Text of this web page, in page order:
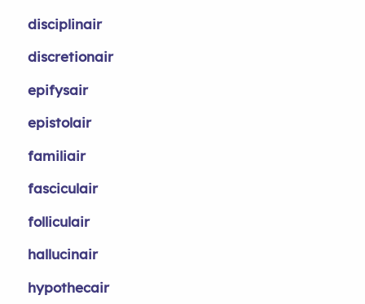
disciplinair
discretionair
epifysair
epistolair
familiair
fasciculair
folliculair
hallucinair
hypothecair